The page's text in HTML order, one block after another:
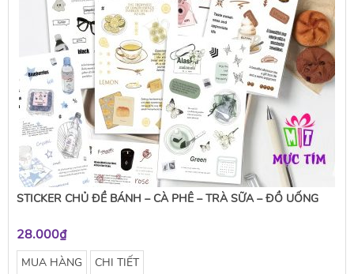
STICKER CHỦ ĐỀ BÁNH – CÀ PHÊ – TRÀ SỮA – ĐỒ UỐNG
28.000₫
MUA HÀNG CHI TIẾT